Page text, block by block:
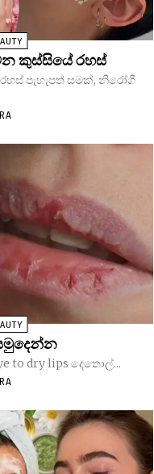
කුස්සියේ රහස්
පැහැපත් සමක්, නිරෝගී
to dry lips දෙතොල්...